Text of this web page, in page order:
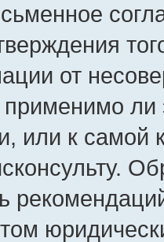
от
ли
или к самой